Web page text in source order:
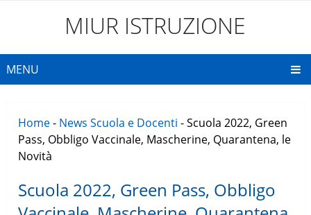
MIUR ISTRUZIONE
MENU
Home- News Scuola e Docenti -Scuola 2022, Green
Pass, Obbligo Vaccinale, Mascherine, Quarantena, le
Novità
Scuola 2022, Green Pass, Obbligo